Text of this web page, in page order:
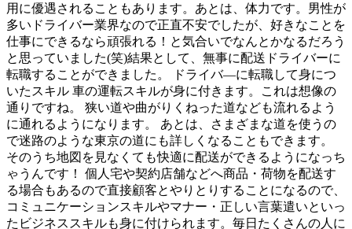
用に優遇されることもあります。あとは、体力です。男性が
多いドライバー業界なので正直不安でしたが、好きなことを
仕事にできるなら頑張れる！と気合いでなんとかなるだろう
と思っていました(笑)結果として、無事に配送ドライバーに
転職することができました。 ドライバ―に転職して身につ
いたスキル 車の運転スキルが身に付きます。これは想像の
通りですね。 狭い道や曲がりくねった道なども流れるよう
に通れるようになります。 あとは、さまざまな道を使うの
で迷路のような東京の道にも詳しくなることもできます。
そのうち地図を見なくても快適に配送ができるようになっち
ゃうんです！ 個人宅や契約店舗などへ商品・荷物を配送す
る場合もあるので直接顧客とやりとりすることになるので、
コミュニケーションスキルやマナー・正しい言葉遣いといっ
たビジネススキルも身に付けられます。毎日たくさんの人に